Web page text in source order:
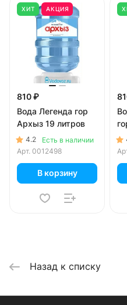
ХИТ АКЦИЯ
810 ₽
Вода Легенда гор
Архыз 19 литров
4.2
Есть в наличии
Арт. 0012498
В корзину
Назад к списку